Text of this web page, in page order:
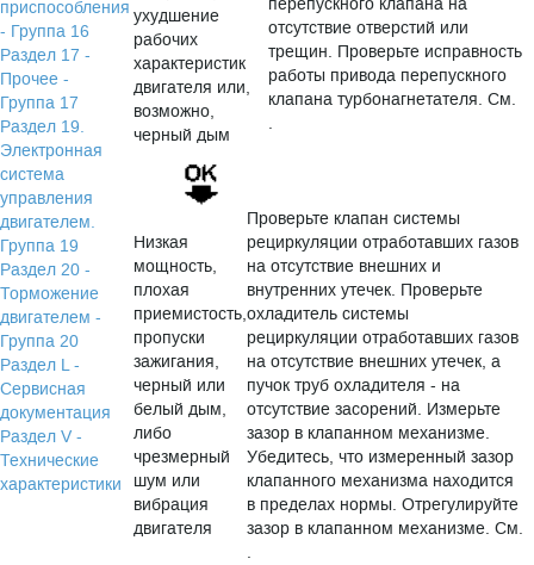
приспособления
- Группа 16
Раздел 17 -
Прочее -
Группа 17
Раздел 19.
Электронная
система
управления
двигателем.
Группа 19
Раздел 20 -
Торможение
двигателем -
Группа 20
Раздел L -
Сервисная
документация
Раздел V -
Технические
характеристики
ухудшение
рабочих
характеристик
двигателя или,
возможно,
черный дым
отсутствие отверстий или
трещин. Проверьте исправность
работы привода перепускного
клапана турбонагнетателя. См.
.
Низкая
мощность,
плохая
приемистость,
пропуски
зажигания,
черный или
белый дым,
либо
чрезмерный
шум или
вибрация
двигателя
Проверьте клапан системы
рециркуляции отработавших газов
на отсутствие внешних и
внутренних утечек. Проверьте
охладитель системы
рециркуляции отработавших газов
на отсутствие внешних утечек, а
пучок труб охладителя - на
отсутствие засорений. Измерьте
зазор в клапанном механизме.
Убедитесь, что измеренный зазор
клапанного механизма находится
в пределах нормы. Отрегулируйте
зазор в клапанном механизме. См.
.